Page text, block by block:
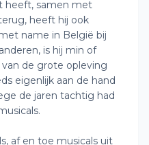
heeft, samen met
heeft hij ook
name in België bij
is hij min of
de grote opleving
eigenlijk aan de hand
de jaren tachtig had
af en toe musicals uit